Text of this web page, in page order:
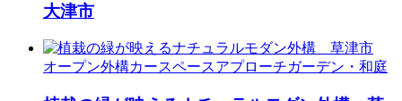
大津市
オープン外構カースペースアプローチガーデン・和庭